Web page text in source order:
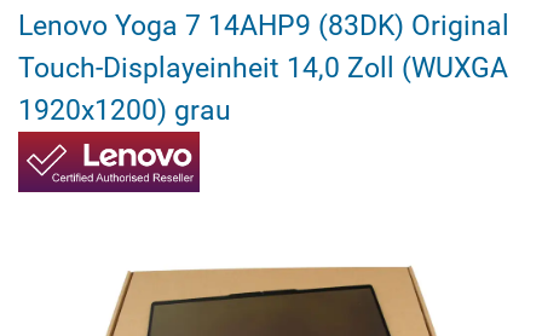
Lenovo Yoga 7 14AHP9 (83DK) Original
Touch-Displayeinheit 14,0 Zoll (WUXGA
1920x1200) grau